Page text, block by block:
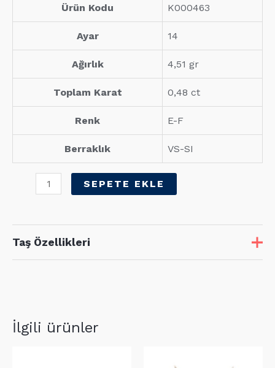
Ürün Kodu K000463
Ayar 14
Ağırlık 4,51 gr
Toplam Karat 0,48 ct
Renk E-F
Berraklık VS-SI
Baget
SEPETE EKLE
Taş Özellikleri
İlgili ürünler